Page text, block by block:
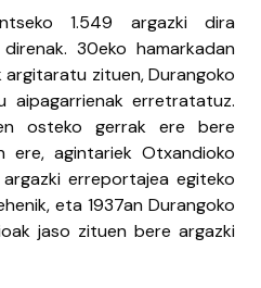
1.549 argazki dira
30eko hamarkadan
zituen, Durangoko
aipagarrienak erretratatuz.
osteko gerrak ere bere
ere, agintariek Otxandioko
erreportajea egiteko
eta 1937an Durangoko
jaso zituen bere argazki